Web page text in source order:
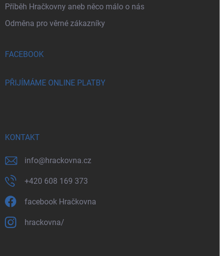
Příběh Hračkovny aneb něco málo o nás
Odměna pro věrné zákazníky
FACEBOOK
PŘIJÍMÁME ONLINE PLATBY
KONTAKT
info@hrackovna.cz
+420 608 169 373
facebook Hračkovna
hrackovna/